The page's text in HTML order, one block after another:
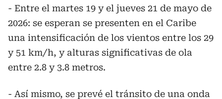
- Entre el martes 19 y el jueves 21 de mayo de
2026: se esperan se presenten en el Caribe
una intensificación de los vientos entre los 29
y 51 km/h, y alturas significativas de ola
entre 2.8 y 3.8 metros.
- Así mismo, se prevé el tránsito de una onda